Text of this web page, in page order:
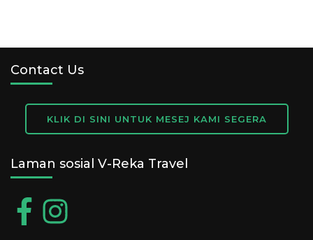
Contact Us
KLIK DI SINI UNTUK MESEJ KAMI SEGERA
Laman sosial V-Reka Travel